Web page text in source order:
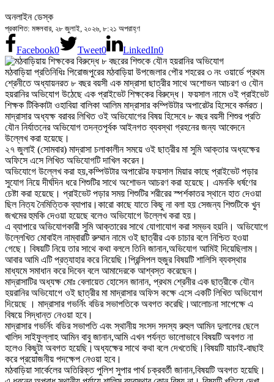
অনলাইন ডেস্ক
প্রকাশিত: মঙ্গলবার, ২৮ জুলাই, ২০২৬, ৮:২১ অপরাহ্ণ
Facebook0 Tweet0 LinkedIn0
মঠবাড়িয়া প্রতিনিধিঃ পিরোজপুরের মঠবাড়িয়া উপজেলার পৌর শহরের ৩ নং ওয়ার্ডে প্রথম
শ্রেনীতে অধ্যায়নরত ৮ বছর বয়সী এক মাদ্রাসা ছাত্রীর সাথে অশোভন আচরণ ও যৌন
হয়রানির অভিযোগ উঠেছে এক প্রাইভেট শিক্ষকের বিরুদ্ধে। ফয়সাল নামে ওই প্রাইভেট
শিক্ষক টিকিকাটা ওহাবিয়া বালিকা আলিম মাদ্রাসার কম্পিউটার অপারেটর হিসেবে কর্মরত।
মাদ্রাসার অধ্যক্ষ বরাবর লিখিত ওই অভিযোগের বিষয় হিসেবে ৮ বছর বয়সী শিশুর প্রতি
যৌন নির্যাতনের অভিযোগ তদন্তপূর্বক আইনগত ব্যবস্থা গ্রহনের জন্য আবেদনে
উল্লেখ করা হয়েছে।
২৭ জুলাই (সোমবার) মাদ্রাসা চলাকালীন সময়ে ওই ছাত্রীর মা সুমি আক্তার অধ্যক্ষের
অফিসে এসে লিখিত অভিযোগটি দাখিল করেন।
অভিযোগে উল্লেখ করা হয়,কম্পিউটার অপারেটর ফয়সাল মিয়ার কাছে প্রাইভেট পড়ার
সুযোগ নিয়ে দীর্ঘদিন ধরে শিশুটির সাথে অশোভন আচরণ করা হয়েছে। এমনকি ধর্ষণের
চেষ্টা করা হয়েছে। প্রাইভেট পড়ার সময় শিশুটির শরীরের স্পর্শকাতর স্থানে হাত দেওয়া
ছিল নিত্য নৈমিত্তিক ব্যাপার।কারো কাছে যাতে কিছু না বলা হয় সেজন্য শিশুটিকে খুন
জখমের হুমকি দেওয়া হয়েছে বলেও অভিযোগে উল্লেখ করা হয়।
এ ব্যাপারে অভিযোগকারী সুমি আক্তারের সাথে যোগাযোগ করা সম্ভব হয়নি। অভিযোগে
উল্লেখিত মোবাইল নাম্বারটি রুম্মান নামে ওই ছাত্রীর এক চাচার বলে নিশ্চিত হওয়া
গেছে। বিষয়টি নিয়ে তার সাথে কথা বললে তিনি জানান,অভিযোগ আমিই দিয়েছিলাম।
আবার আমি এটি প্রত্যাহার করে নিয়েছি।প্রিন্সিপল হুজুর বিষয়টি শালিসি ব্যবস্থার
মাধ্যমে সমাধান করে দিবেন বলে আমাদেরকে আশ্বস্ত করেছেন।
মাদ্রাসাটির অধ্যক্ষ মোঃ বেলায়েত হোসেন জানান, প্রথম শ্রেনীর এক ছাত্রীকে যৌন
হয়রানির অভিযোগে ওই ছাত্রীর মা মাদ্রাসার অফিস কক্ষে এসে একটি লিখিত অভিযোগ
দিয়েছে । মাদ্রাসার গভর্নিং বডির সভাপতিকে অবগত করেছি।আলোচনা সাপেক্ষে এ
বিষয়ে সিদ্ধান্ত নেওয়া হবে।
মাদ্রাসার গভর্নিং বডির সভাপতি এবং স্থানীয় সংসদ সদস্য রুহুল আমিন দুলালের ছেলে
খালিদ সাইফুল্লাহ আমিন বাবু জানান,আমি এখন পর্যন্ত ভালোভাবে বিষয়টি অবগত না
হলেও কিছুটা অবগত হয়েছি।অধ্যক্ষের সাথে কথা বলে দেখতেছি।বিষয়টি যাচাই-বাছাই
করে প্রয়োজনীয় পদক্ষেপ নেওয়া হবে।
মঠবাড়িয়া সার্কেলের অতিরিক্ত পুলিশ সুপার পার্থ চক্রবর্তী জানান,বিষয়টি অবগত হয়েছি।